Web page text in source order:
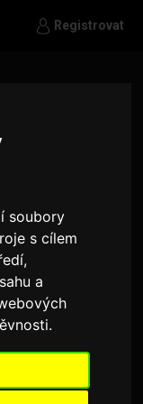
soubory
s cílem
a
Registrovat
Ze zálib
a squash. Ze